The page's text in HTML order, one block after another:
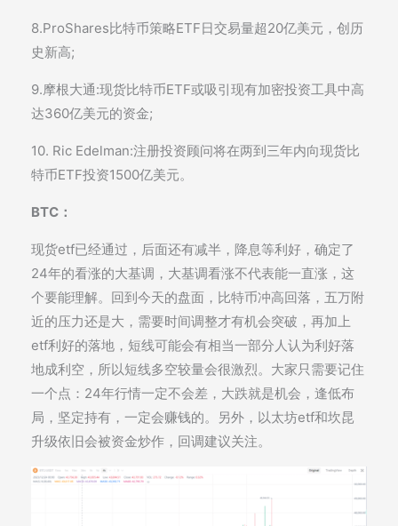
8.ProShares比特币策略ETF日交易量超20亿美元，创历
史新高;
9.摩根大通:现货比特币ETF或吸引现有加密投资工具中高
达360亿美元的资金;
10. Ric Edelman:注册投资顾问将在两到三年内向现货比
特币ETF投资1500亿美元。
BTC：
现货etf已经通过，后面还有减半，降息等利好，确定了
24年的看涨的大基调，大基调看涨不代表能一直涨，这
个要能理解。回到今天的盘面，比特币冲高回落，五万附
近的压力还是大，需要时间调整才有机会突破，再加上
etf利好的落地，短线可能会有相当一部分人认为利好落
地成利空，所以短线多空较量会很激烈。大家只需要记住
一个点：24年行情一定不会差，大跌就是机会，逢低布
局，坚定持有，一定会赚钱的。另外，以太坊etf和坎昆
升级依旧会被资金炒作，回调建议关注。